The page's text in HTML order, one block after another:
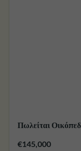
Πωλείται
€145,000